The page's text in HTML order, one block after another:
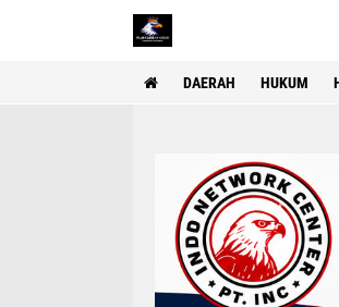
DAERAH HUKUM